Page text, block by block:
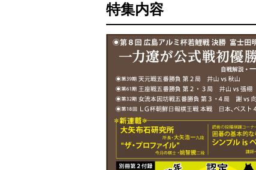
特集内容